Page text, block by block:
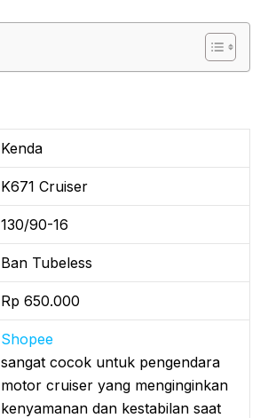
Kenda
K671 Cruiser
130/90-16
Ban Tubeless
Rp 650.000
Shopee
sangat cocok untuk pengendara
motor cruiser yang menginginkan
kenyamanan dan kestabilan saat